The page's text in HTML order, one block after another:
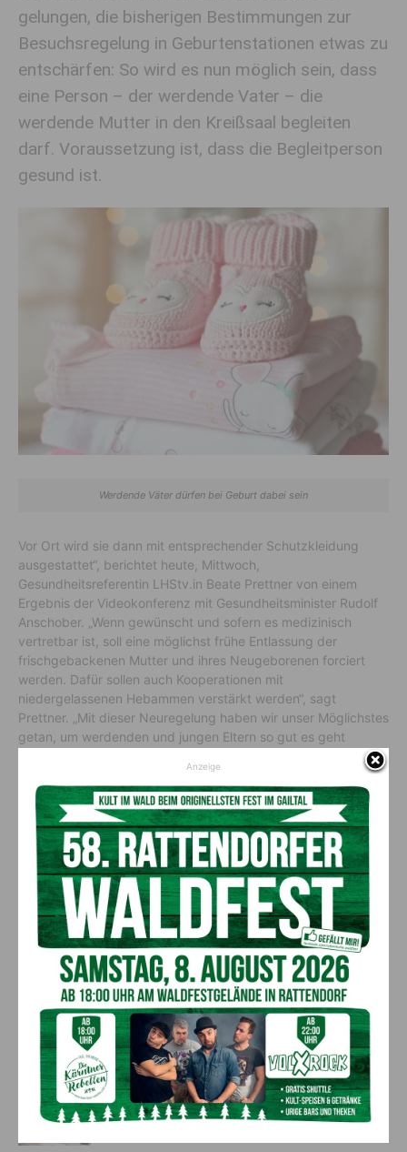
gelungen, die bisherigen Bestimmungen zur
Besuchsregelung in Geburtenstationen etwas zu
entschärfen: So wird es nun möglich sein, dass
eine Person – der werdende Vater – die
werdende Mutter in den Kreißsaal begleiten
darf. Voraussetzung ist, dass die Begleitperson
gesund ist.
Werdende Väter dürfen bei Geburt dabei sein
Vor Ort wird sie dann mit entsprechender Schutzkleidung
ausgestattet“, berichtet heute, Mittwoch,
Gesundheitsreferentin LHStv.in Beate Prettner von einem
Ergebnis der Videokonferenz mit Gesundheitsminister Rudolf
Anschober. „Wenn gewünscht und sofern es medizinisch
vertretbar ist, soll eine möglichst frühe Entlassung der
frischgebackenen Mutter und ihres Neugeborenen forciert
werden. Dafür sollen auch Kooperationen mit
niedergelassenen Hebammen verstärkt werden“, sagt
Prettner. „Mit dieser Neuregelung haben wir unser Möglichstes
getan, um werdenden und jungen Eltern so gut es geht
Vorheriger Artikel
Team Kärnten/Köfer fordert
sofortige Aufklärung von Bund
und Land
Nächster Artikel
Unterstützung für Kärntens
Kultur- und Kunstschaffende
AKTUELLES
Kirchtag in St. Lorenzen
Aktuell 6. August 2026
50 Liter Kraftstoff ausgetreten:
Feuerwehreinsatz in Möderndorf
Aktuell 5. August 2026
Anzeige